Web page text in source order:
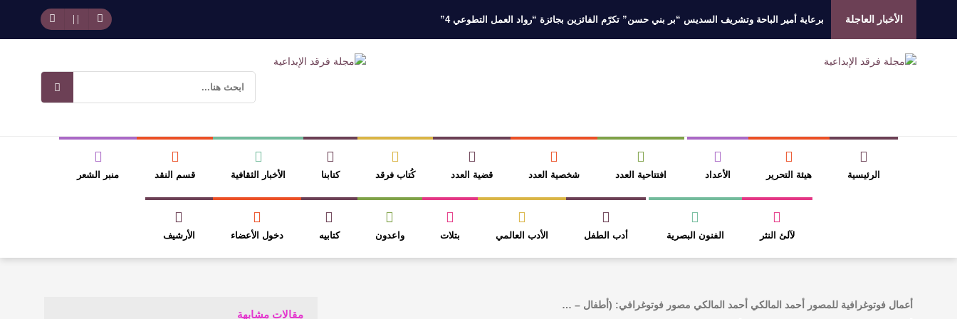
الأخبار العاجلة برعاية أمير الباحة وتشريف السديس “بر بني حسن” تكرّم الفائزين بجائزة “رواد العمل التطوعي 4”
مهرجان الأطاولة التراثي يجمع الشاعر عبدالواحد بجمهوره
​ اللون الأحمر وشاح سردية الأدب وسر رمزية النصوص آليات البناء الاستهلالي في رواية : ( على كف رتويت ) للدكتورة زينب الخضيري
الرئيسية هيئة التحرير الأعداد افتتاحية العدد شخصية العدد قضية العدد كُتاب فرقد كتابنا الأخبار الثقافية قسم النقد منبر الشعر
لآلئ النثر الفنون البصرية أدب الطفل الأدب العالمي بتلات واعدون كتابيه دخول الأعضاء الأرشيف
مقالات مشابهة
أعمال فوتوغرافية للمصور أحمد المالكي أحمد المالكي مصور فوتوغرافي: (أطفال – …